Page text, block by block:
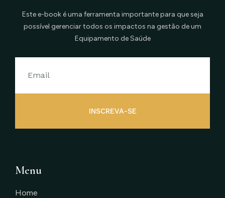
Este e-book é uma ferramenta importante para que seja
possível gerenciar todos os impactos na gestão de um
Equipamento de Saúde
INSCREVA-SE
Menu
Home